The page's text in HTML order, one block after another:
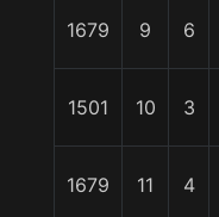
1679 9 6
1501 10 3
1679 11 4